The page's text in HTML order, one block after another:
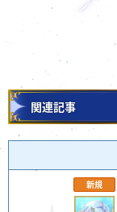
関連記事
新規